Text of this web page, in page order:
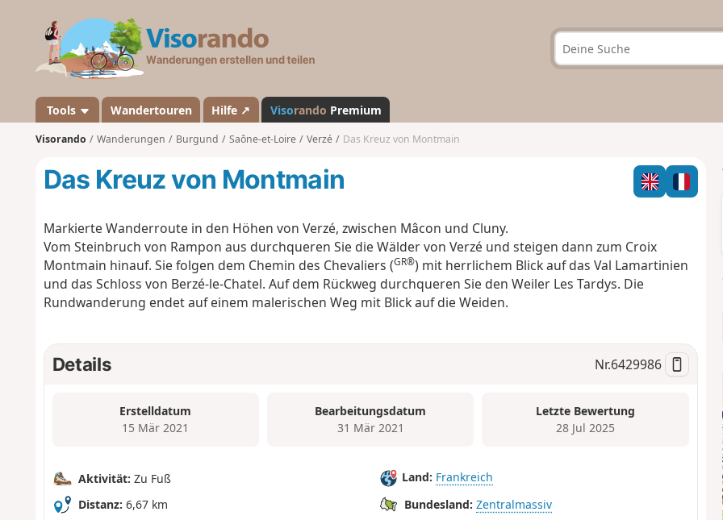
a
n
d
Tools Wandertouren Hilfe ↗ Visorando Premium
Visorando Wanderungen Burgund Saône-et-Loire Verzé Das Kreuz von Montmain
Das Kreuz von Montmain
Markierte Wanderroute in den Höhen von Verzé, zwischen Mâcon und Cluny.
Vom Steinbruch von Rampon aus durchqueren Sie die Wälder von Verzé und steigen dann zum Croix
Montmain hinauf. Sie folgen dem Chemin des Chevaliers (GR®) mit herrlichem Blick auf das Val Lamartinien
und das Schloss von Berzé-le-Chatel. Auf dem Rückweg durchqueren Sie den Weiler Les Tardys. Die
Rundwanderung endet auf einem malerischen Weg mit Blick auf die Weiden.
Details Nr.6429986
Erstelldatum
15 Mär 2021
Bearbeitungsdatum
31 Mär 2021
Letzte Bewertung
28 Jul 2025
Aktivität: Zu Fuß
Distanz: 6,67 km
Land: Frankreich
Bundesland: Zentralmassiv